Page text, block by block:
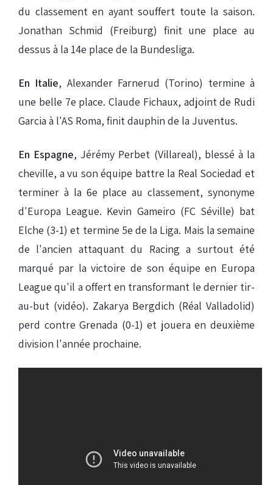
du classement en ayant souffert toute la saison.
Jonathan Schmid (Freiburg) finit une place au
dessus à la 14e place de la Bundesliga.
En Italie, Alexander Farnerud (Torino) termine à
une belle 7e place. Claude Fichaux, adjoint de Rudi
Garcia à l'AS Roma, finit dauphin de la Juventus.
En Espagne, Jérémy Perbet (Villareal), blessé à la
cheville, a vu son équipe battre la Real Sociedad et
terminer à la 6e place au classement, synonyme
d'Europa League. Kevin Gameiro (FC Séville) bat
Elche (3-1) et termine 5e de la Liga. Mais la semaine
de l'ancien attaquant du Racing a surtout été
marqué par la victoire de son équipe en Europa
League qu'il a offert en transformant le dernier tir-
au-but (vidéo). Zakarya Bergdich (Réal Valladolid)
perd contre Grenada (0-1) et jouera en deuxième
division l'année prochaine.